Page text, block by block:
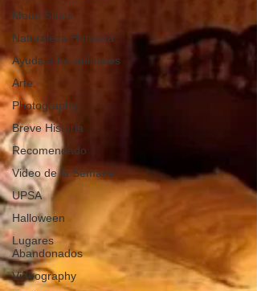
Moon Shots
Naturaleza Humana
Ayuda a los animales
Arte
Photography
Breve Historia
Recomendado
Video de la Semana
UPSA
Halloween
Lugares
Abandonados
Videography